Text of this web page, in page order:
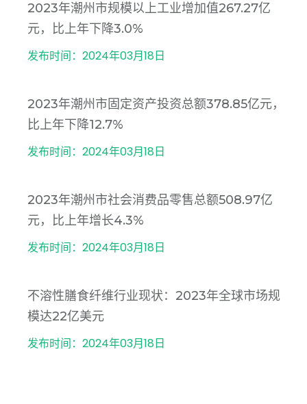
2023年潮州市规模以上工业增加值267.27亿
元，比上年下降3.0%
发布时间：2024年03月18日
2023年潮州市固定资产投资总额378.85亿元，
比上年下降12.7%
发布时间：2024年03月18日
2023年潮州市社会消费品零售总额508.97亿
元，比上年增长4.3%
发布时间：2024年03月18日
不溶性膳食纤维行业现状：2023年全球市场规
模达22亿美元
发布时间：2024年03月18日